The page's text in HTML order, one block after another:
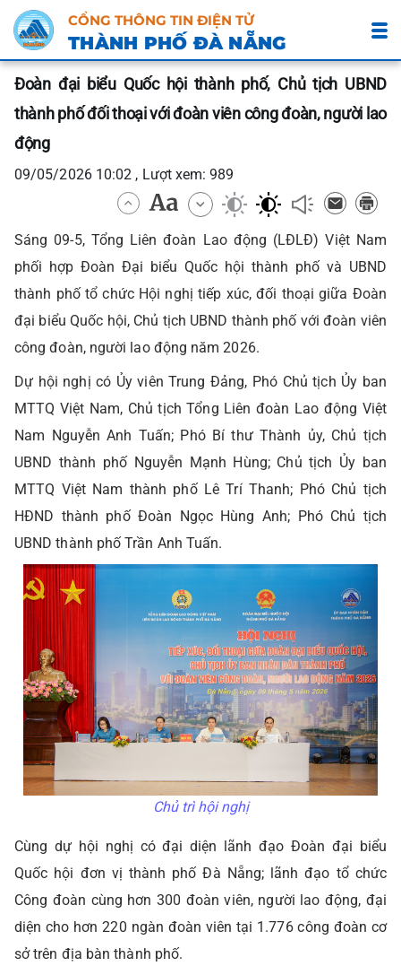
CỔNG THÔNG TIN ĐIỆN TỬ
THÀNH PHỐ ĐÀ NẴNG
Đoàn đại biểu Quốc hội thành phố, Chủ tịch UBND
thành phố đối thoại với đoàn viên công đoàn, người lao
động
09/05/2026 10:02 , Lượt xem: 989
Sáng 09-5, Tổng Liên đoàn Lao động (LĐLĐ) Việt Nam
phối hợp Đoàn Đại biểu Quốc hội thành phố và UBND
thành phố tổ chức Hội nghị tiếp xúc, đối thoại giữa Đoàn
đại biểu Quốc hội, Chủ tịch UBND thành phố với đoàn viên
công đoàn, người lao động năm 2026.
Dự hội nghị có Ủy viên Trung Đảng, Phó Chủ tịch Ủy ban
MTTQ Việt Nam, Chủ tịch Tổng Liên đoàn Lao động Việt
Nam Nguyễn Anh Tuấn; Phó Bí thư Thành ủy, Chủ tịch
UBND thành phố Nguyễn Mạnh Hùng; Chủ tịch Ủy ban
MTTQ Việt Nam thành phố Lê Trí Thanh; Phó Chủ tịch
HĐND thành phố Đoàn Ngọc Hùng Anh; Phó Chủ tịch
UBND thành phố Trần Anh Tuấn.
Chủ trì hội nghị
Cùng dự hội nghị có đại diện lãnh đạo Đoàn đại biểu
Quốc hội đơn vị thành phố Đà Nẵng; lãnh đạo tổ chức
Công đoàn cùng hơn 300 đoàn viên, người lao động, đại
diện cho hơn 220 ngàn đoàn viên tại 1.776 công đoàn cơ
sở trên địa bàn thành phố.